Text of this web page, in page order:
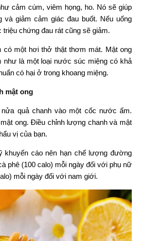
cảm cúm, viêm họng, ho. Nó sẽ giúp
và giảm cảm giác đau buốt. Nếu uống
triệu chứng đau rát cũng sẽ giảm.
có một hơi thở thật thơm mát. Mật ong
như là một loại nước súc miệng có khả
có hại ở trong khoang miệng.
mật ong
quả chanh vào một cốc nước ấm.
ong. Điều chỉnh lượng chanh và mật
vị của bạn.
khuyến cáo nên hạn chế lượng đường
phê (100 calo) mỗi ngày đối với phụ nữ
mỗi ngày đối với nam giới.